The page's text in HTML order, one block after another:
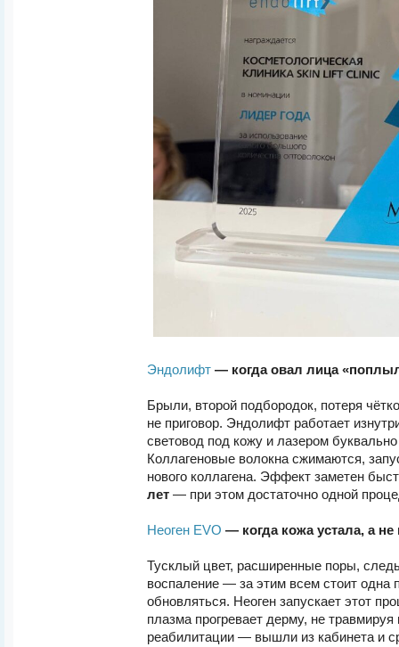
Эндолифт — когда овал лица
Брыли, второй подбородок, потеря
не приговор. Эндолифт работает
световод под кожу и лазером буквально
Коллагеновые волокна сжимаются,
нового коллагена. Эффект заметен
лет — при этом достаточно одной
Неоген EVO — когда кожа устала, а не
Тусклый цвет, расширенные поры,
воспаление — за этим всем стоит одна
обновляться. Неоген запускает этот
плазма прогревает дерму, не
реабилитации — вышли из кабинета и